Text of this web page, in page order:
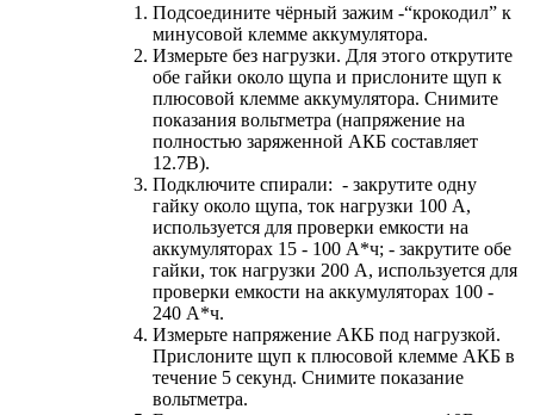
Подсоедините чёрный зажим -“крокодил” к
минусовой клемме аккумулятора.
Измерьте без нагрузки. Для этого открутите
обе гайки около щупа и прислоните щуп к
плюсовой клемме аккумулятора. Снимите
показания вольтметра (напряжение на
полностью заряженной АКБ составляет
12.7В).
Подключите спирали: - закрутите одну
гайку около щупа, ток нагрузки 100 А,
используется для проверки емкости на
аккумуляторах 15 - 100 А*ч; - закрутите обе
гайки, ток нагрузки 200 А, используется для
проверки емкости на аккумуляторах 100 -
240 А*ч.
Измерьте напряжение АКБ под нагрузкой.
Прислоните щуп к плюсовой клемме АКБ в
течение 5 секунд. Снимите показание
вольтметра.